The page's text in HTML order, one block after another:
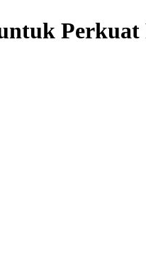
Perkuat